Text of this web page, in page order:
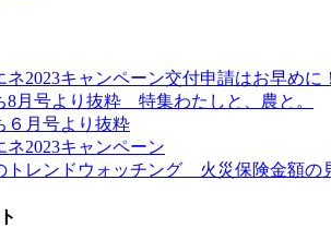
ネ2023キャンペーン交付申請はお早めに！
8月号より抜粋 特集わたしと、農と。
６月号より抜粋
ネ2023キャンペーン
トレンドウォッチング 火災保険金額の